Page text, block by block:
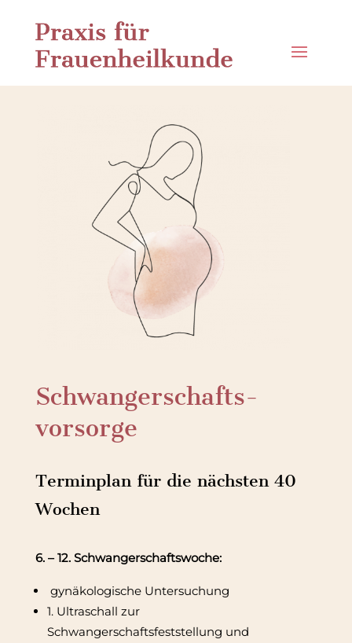
Schwangerschafts-
vorsorge
Terminplan für die nächsten 40
Wochen
6. – 12. Schwangerschaftswoche:
gynäkologische Untersuchung
1. Ultraschall zur
Schwangerschaftsfeststellung und